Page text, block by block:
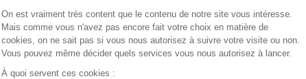
Plateforme de Gestion du
On est vraiment très content que le contenu de notre site vous intéresse.
Mais comme vous n'avez pas encore fait votre choix en matière de
cookies, on ne sait pas si vous nous autorisez à suivre votre visite ou non.
Vous pouvez même décider quels services vous nous autorisez à lancer.
À quoi servent ces cookies :
légal de rétractation.